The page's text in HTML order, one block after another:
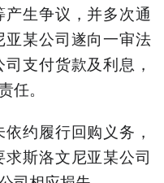
生争议，并多次通
某公司遂向一审法
支付货款及利息，
任。
约履行回购义务，
斯洛文尼亚某公司